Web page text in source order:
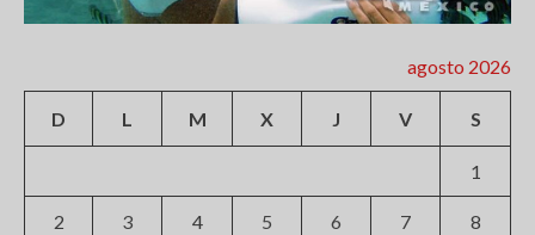
agosto 2026
D L M X J V S
1
2 3 4 5 6 7 8